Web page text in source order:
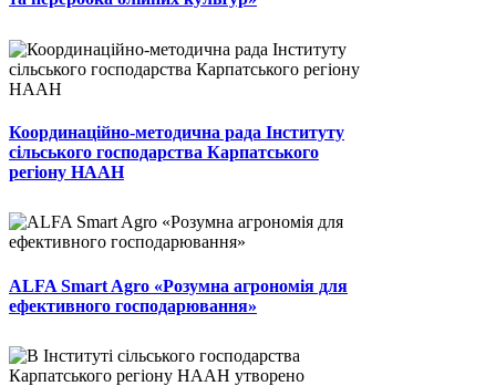
Координаційно-методична рада Інституту
сільського господарства Карпатського
регіону НААН
ALFA Smart Agro «Розумна агрономія для
ефективного господарювання»